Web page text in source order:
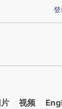
结而成，可能与
登
片 视频